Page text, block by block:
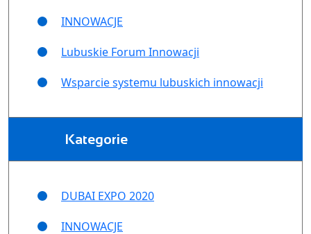
INNOWACJE
Lubuskie Forum Innowacji
Wsparcie systemu lubuskich innowacji
Kategorie
DUBAI EXPO 2020
INNOWACJE